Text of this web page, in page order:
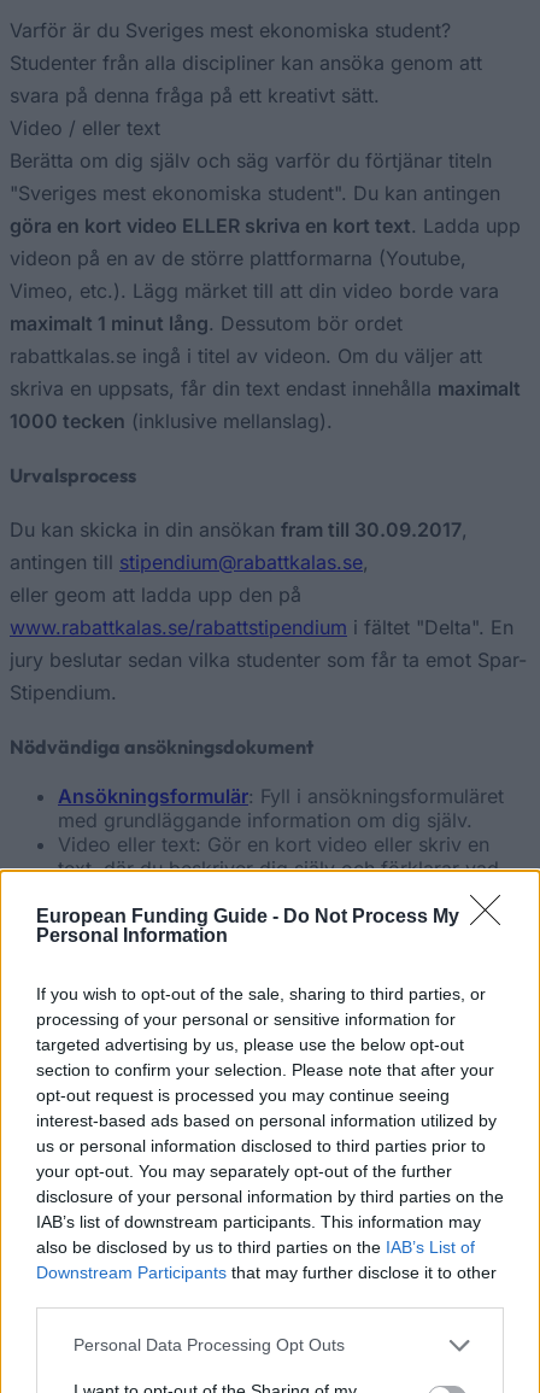
European Funding Guide - Do Not Process My
Personal Information
If you wish to opt-out of the sale, sharing to third parties, or
processing of your personal or sensitive information for
targeted advertising by us, please use the below opt-out
section to confirm your selection. Please note that after your
opt-out request is processed you may continue seeing
interest-based ads based on personal information utilized by
us or personal information disclosed to third parties prior to
your opt-out. You may separately opt-out of the further
disclosure of your personal information by third parties on the
IAB’s list of downstream participants. This information may
also be disclosed by us to third parties on the IAB’s List of
Downstream Participants that may further disclose it to other
Please note that this website/app uses one or more Google
Personal Data Processing Opt Outs
Varför är du Sveriges mest ekonomiska student?
Studenter från alla discipliner kan ansöka genom att
svara på denna fråga på ett kreativt sätt.
Video / eller text
Berätta om dig själv och säg varför du förtjänar titeln
"Sveriges mest ekonomiska student". Du kan antingen
göra en kort video ELLER skriva en kort text. Ladda upp
videon på en av de större plattformarna (Youtube,
Vimeo, etc.). Lägg märket till att din video borde vara
maximalt 1 minut lång. Dessutom bör ordet
rabattkalas.se ingå i titel av videon. Om du väljer att
skriva en uppsats, får din text endast innehålla maximalt
1000 tecken (inklusive mellanslag).
Urvalsprocess
Du kan skicka in din ansökan fram till 30.09.2017,
antingen till stipendium@rabattkalas.se,
eller geom att ladda upp den på
www.rabattkalas.se/rabattstipendium i fältet "Delta". En
jury beslutar sedan vilka studenter som får ta emot Spar-
Stipendium.
Nödvändiga ansökningsdokument
Ansökningsformulär: Fyll i ansökningsformuläret
med grundläggande information om dig själv.
Video eller text: Gör en kort video eller skriv en
text, där du beskriver dig själv och förklarar vad
gör dej till Sveriges mest ekonomiska student.
Du kan ladda upp videon på en videoportal (t.ex.
Youtube, Vimeo). Länken till videon måste anges på
Skicka oss det signerade ansökningsformuläret till
stipendium@rabattkalas.se, eller ladda upp det på
www.rabattkalas.se/rabattstipendiumi fältet
"Delta".
Bilagan får vara upp till 2 MB.
Ansökningsdatum
Det gäller följande tidsfrist:
Date limite:30.09.2017
Envoyez-nous vos commentaires sur cette entrée